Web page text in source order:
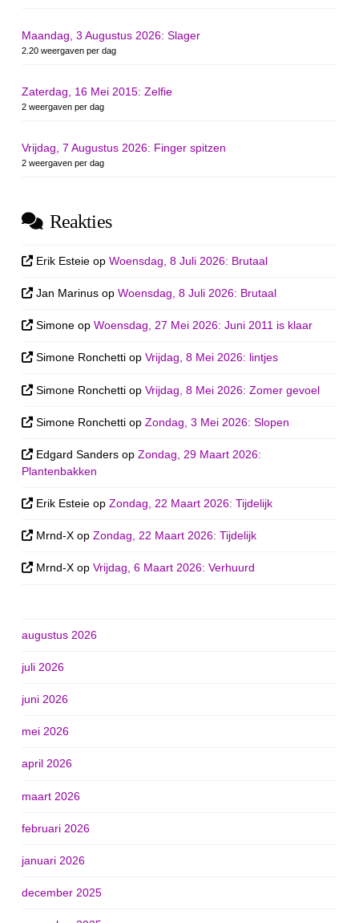
Maandag, 3 Augustus 2026: Slager
2.20 weergaven per dag
Zaterdag, 16 Mei 2015: Zelfie
2 weergaven per dag
Vrijdag, 7 Augustus 2026: Finger spitzen
2 weergaven per dag
Reakties
Erik Esteie opWoensdag, 8 Juli 2026: Brutaal
Jan Marinus opWoensdag, 8 Juli 2026: Brutaal
Simone opWoensdag, 27 Mei 2026: Juni 2011 is klaar
Simone Ronchetti opVrijdag, 8 Mei 2026: lintjes
Simone Ronchetti opVrijdag, 8 Mei 2026: Zomer gevoel
Simone Ronchetti opZondag, 3 Mei 2026: Slopen
Edgard Sanders opZondag, 29 Maart 2026:
Plantenbakken
Erik Esteie opZondag, 22 Maart 2026: Tijdelijk
Mrnd-X opZondag, 22 Maart 2026: Tijdelijk
Mrnd-X opVrijdag, 6 Maart 2026: Verhuurd
augustus 2026
juli 2026
juni 2026
mei 2026
april 2026
maart 2026
februari 2026
januari 2026
december 2025